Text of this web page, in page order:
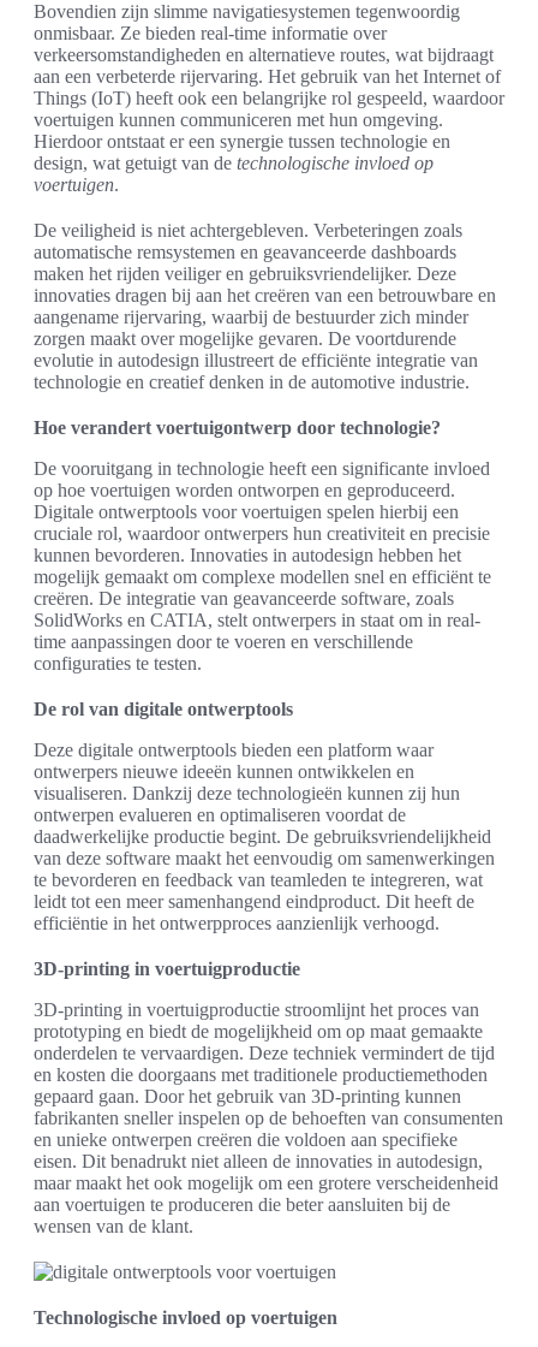
Bovendien zijn slimme navigatiesystemen tegenwoordig
onmisbaar. Ze bieden real-time informatie over
verkeersomstandigheden en alternatieve routes, wat bijdraagt
aan een verbeterde rijervaring. Het gebruik van het Internet of
Things (IoT) heeft ook een belangrijke rol gespeeld, waardoor
voertuigen kunnen communiceren met hun omgeving.
Hierdoor ontstaat er een synergie tussen technologie en
design, wat getuigt van de technologische invloed op
voertuigen.
De veiligheid is niet achtergebleven. Verbeteringen zoals
automatische remsystemen en geavanceerde dashboards
maken het rijden veiliger en gebruiksvriendelijker. Deze
innovaties dragen bij aan het creëren van een betrouwbare en
aangename rijervaring, waarbij de bestuurder zich minder
zorgen maakt over mogelijke gevaren. De voortdurende
evolutie in autodesign illustreert de efficiënte integratie van
technologie en creatief denken in de automotive industrie.
Hoe verandert voertuigontwerp door technologie?
De vooruitgang in technologie heeft een significante invloed
op hoe voertuigen worden ontworpen en geproduceerd.
Digitale ontwerptools voor voertuigen spelen hierbij een
cruciale rol, waardoor ontwerpers hun creativiteit en precisie
kunnen bevorderen. Innovaties in autodesign hebben het
mogelijk gemaakt om complexe modellen snel en efficiënt te
creëren. De integratie van geavanceerde software, zoals
SolidWorks en CATIA, stelt ontwerpers in staat om in real-
time aanpassingen door te voeren en verschillende
configuraties te testen.
De rol van digitale ontwerptools
Deze digitale ontwerptools bieden een platform waar
ontwerpers nieuwe ideeën kunnen ontwikkelen en
visualiseren. Dankzij deze technologieën kunnen zij hun
ontwerpen evalueren en optimaliseren voordat de
daadwerkelijke productie begint. De gebruiksvriendelijkheid
van deze software maakt het eenvoudig om samenwerkingen
te bevorderen en feedback van teamleden te integreren, wat
leidt tot een meer samenhangend eindproduct. Dit heeft de
efficiëntie in het ontwerpproces aanzienlijk verhoogd.
3D-printing in voertuigproductie
3D-printing in voertuigproductie stroomlijnt het proces van
prototyping en biedt de mogelijkheid om op maat gemaakte
onderdelen te vervaardigen. Deze techniek vermindert de tijd
en kosten die doorgaans met traditionele productiemethoden
gepaard gaan. Door het gebruik van 3D-printing kunnen
fabrikanten sneller inspelen op de behoeften van consumenten
en unieke ontwerpen creëren die voldoen aan specifieke
eisen. Dit benadrukt niet alleen de innovaties in autodesign,
maar maakt het ook mogelijk om een grotere verscheidenheid
aan voertuigen te produceren die beter aansluiten bij de
wensen van de klant.
Technologische invloed op voertuigen